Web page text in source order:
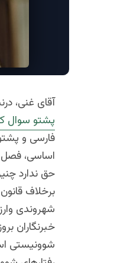
آقای غنی،
پشتو سوال
فارسی و
اساسی، فصل
حق ندارد
برخلاف
شهروندی
خبرنگاران
شوونیستی